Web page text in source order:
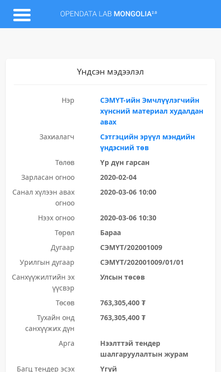
Үндсэн мэдээлэл
Нэр
СЭМҮТ-ийн Эмчлүүлэгчийн
хүнсний материал худалдан
авах
Захиалагч
Сэтгэцийн эрүүл мэндийн
үндэсний төв
Төлөв
Үр дүн гарсан
Зарласан огноо
2020-02-04
Санал хүлээн авах
огноо
2020-03-06 10:00
Нээх огноо
2020-03-06 10:30
Төрөл
Бараа
Дугаар
СЭМҮТ/202001009
Урилгын дугаар
СЭМҮТ/202001009/01/01
Санхүүжилтийн эх
үүсвэр
Улсын төсөв
Төсөв
763,305,400 ₮
Тухайн онд
санхүүжих дүн
763,305,400 ₮
Арга
Нээлттэй тендер
шалгаруулалтын журам
Багц тендер эсэх
Үгүй